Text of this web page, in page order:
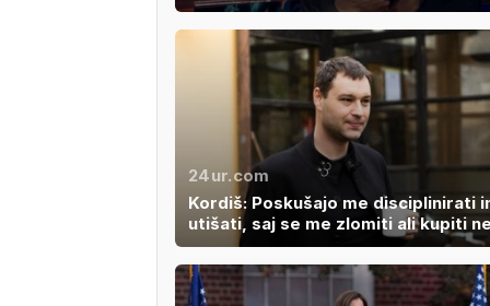
24ur.com
Kordiš: Poskušajo me disciplinirati
utišati, saj se me zlomiti ali kupiti